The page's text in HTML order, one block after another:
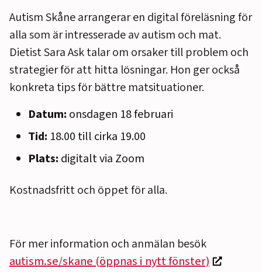
Autism Skåne arrangerar en digital föreläsning för
alla som är intresserade av autism och mat.
Dietist Sara Ask talar om orsaker till problem och
strategier för att hitta lösningar. Hon ger också
konkreta tips för bättre matsituationer.
Datum: onsdagen 18 februari
Tid: 18.00 till cirka 19.00
Plats: digitalt via Zoom
Kostnadsfritt och öppet för alla.
För mer information och anmälan besök
autism.se/skane (öppnas i nytt fönster)